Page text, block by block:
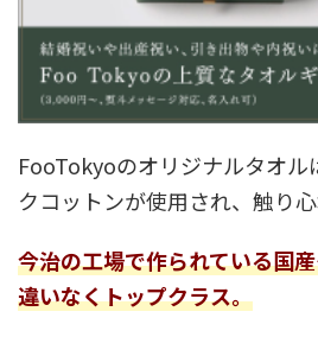
FooTokyoのオリジナルタオル
クコットンが使用され、触り心
今治の工場で作られている国
違いなくトップクラス。